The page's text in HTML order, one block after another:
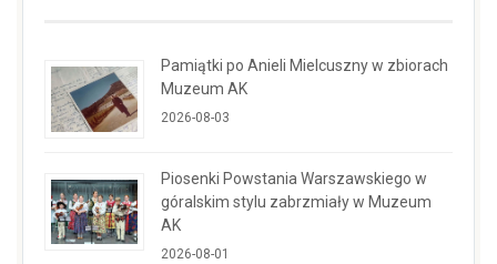
Pamiątki po Anieli Mielcuszny w zbiorach
Muzeum AK
2026-08-03
Piosenki Powstania Warszawskiego w
góralskim stylu zabrzmiały w Muzeum
AK
2026-08-01